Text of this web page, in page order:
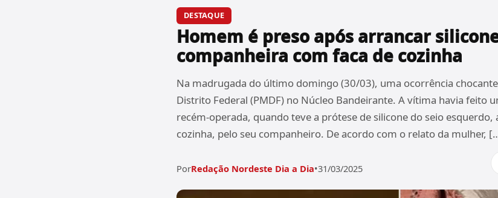
DESTAQUE
Homem é preso após arrancar
companheira com faca de cozinha
Na madrugada do último domingo (30/03), uma ocorrência
Distrito Federal (PMDF) no Núcleo Bandeirante. A vítima havia feito
recém-operada, quando teve a prótese de silicone do seio
cozinha, pelo seu companheiro. De acordo com o relato da mulher,
PorRedação Nordeste Dia a Dia•31/03/2025